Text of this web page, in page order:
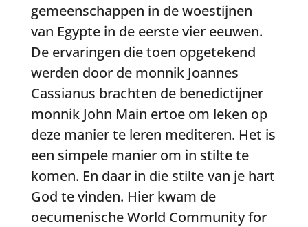
gemeenschappen in de woestijnen
van Egypte in de eerste vier eeuwen.
De ervaringen die toen opgetekend
werden door de monnik Joannes
Cassianus brachten de benedictijner
monnik John Main ertoe om leken op
deze manier te leren mediteren. Het is
een simpele manier om in stilte te
komen. En daar in die stilte van je hart
God te vinden. Hier kwam de
oecumenische World Community for